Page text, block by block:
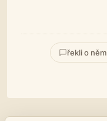
řekli o něm